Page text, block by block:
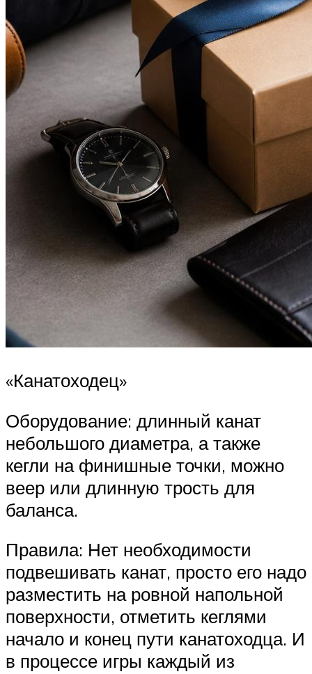
«Канатоходец»
Оборудование: длинный канат
небольшого диаметра, а также
кегли на финишные точки, можно
веер или длинную трость для
баланса.
Правила: Нет необходимости
подвешивать канат, просто его надо
разместить на ровной напольной
поверхности, отметить кеглями
начало и конец пути канатоходца. И
в процессе игры каждый из